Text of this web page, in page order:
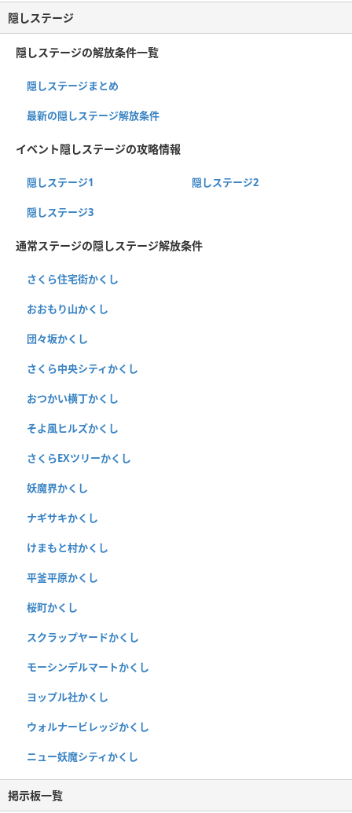
隠しステージ
隠しステージの解放条件一覧
隠しステージまとめ
最新の隠しステージ解放条件
イベント隠しステージの攻略情報
隠しステージ1 隠しステージ2
隠しステージ3
通常ステージの隠しステージ解放条件
さくら住宅街かくし
おおもり山かくし
団々坂かくし
さくら中央シティかくし
おつかい横丁かくし
そよ風ヒルズかくし
さくらEXツリーかくし
妖魔界かくし
ナギサキかくし
けまもと村かくし
平釜平原かくし
桜町かくし
スクラップヤードかくし
モーシンデルマートかくし
ヨップル社かくし
ウォルナービレッジかくし
ニュー妖魔シティかくし
掲示板一覧